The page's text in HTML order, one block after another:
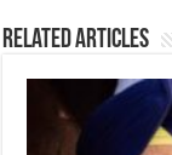
Related Articles